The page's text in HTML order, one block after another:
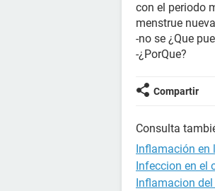
con el periodo
menstrue
-no se ¿Que
-¿PorQue?
Compartir
Consulta
Inflamación en
Infeccion en el
Inflamacion del